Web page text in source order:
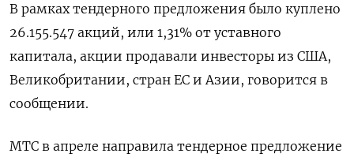
В рамках тендерного предложения было куплено
26.155.547 акций, или 1,31% от уставного
капитала, акции продавали инвесторы из США,
Великобритании, стран ЕС и Азии, говорится в
сообщении.
МТС в апреле направила тендерное предложение